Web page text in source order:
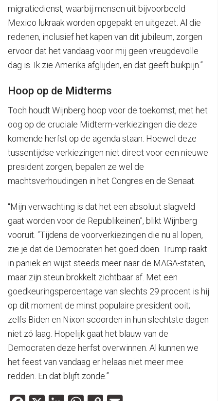
migratiedienst, waarbij mensen uit bijvoorbeeld
Mexico lukraak worden opgepakt en uitgezet. Al die
redenen, inclusief het kapen van dit jubileum, zorgen
ervoor dat het vandaag voor mij geen vreugdevolle
dag is. Ik zie Amerika afglijden, en dat geeft buikpijn.”
Hoop op de Midterms
Toch houdt Wijnberg hoop voor de toekomst, met het
oog op de cruciale Midterm-verkiezingen die deze
komende herfst op de agenda staan. Hoewel deze
tussentijdse verkiezingen niet direct voor een nieuwe
president zorgen, bepalen ze wel de
machtsverhoudingen in het Congres en de Senaat.
“Mijn verwachting is dat het een absoluut slagveld
gaat worden voor de Republikeinen”, blikt Wijnberg
vooruit. “Tijdens de voorverkiezingen die nu al lopen,
zie je dat de Democraten het goed doen. Trump raakt
in paniek en wijst steeds meer naar de MAGA-staten,
maar zijn steun brokkelt zichtbaar af. Met een
goedkeuringspercentage van slechts 29 procent is hij
op dit moment de minst populaire president ooit;
zelfs Biden en Nixon scoorden in hun slechtste dagen
niet zó laag. Hopelijk gaat het blauw van de
Democraten deze herfst overwinnen. Al kunnen we
het feest van vandaag er helaas niet meer mee
redden. En dat blijft zonde.”